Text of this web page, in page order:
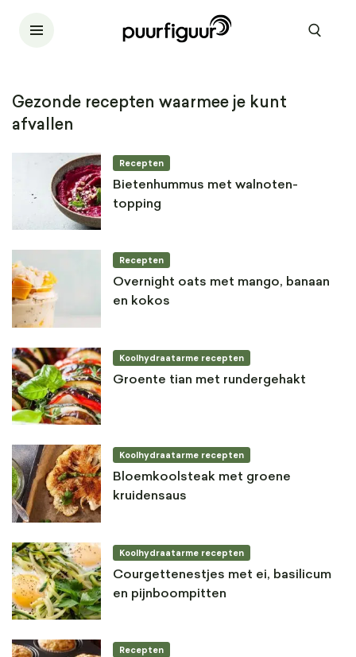
Gezonde recepten waarmee je kunt
afvallen
Recepten
Bietenhummus met walnoten-
topping
Recepten
Overnight oats met mango, banaan
en kokos
Koolhydraatarme recepten
Groente tian met rundergehakt
Koolhydraatarme recepten
Bloemkoolsteak met groene
kruidensaus
Koolhydraatarme recepten
Courgettenestjes met ei, basilicum
en pijnboompitten
Recepten